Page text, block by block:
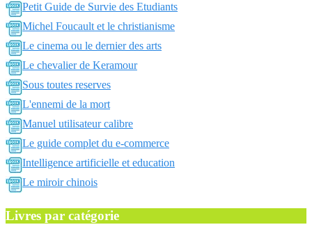
Petit Guide de Survie des Etudiants
Michel Foucault et le christianisme
Le cinema ou le dernier des arts
Le chevalier de Keramour
Sous toutes reserves
L'ennemi de la mort
Manuel utilisateur calibre
Le guide complet du e-commerce
Intelligence artificielle et education
Le miroir chinois
Livres par catégorie